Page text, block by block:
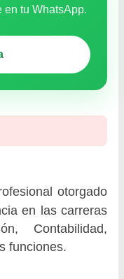
en tu WhatsApp.
otorgado
en las carreras
Contabilidad,
funciones.